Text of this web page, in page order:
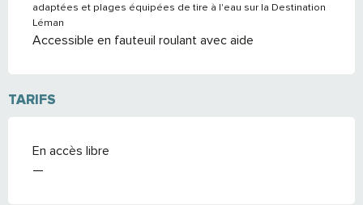
adaptées et plages équipées de tire à l'eau sur la Destination
Léman
Accessible en fauteuil roulant avec aide
TARIFS
En accès libre
—